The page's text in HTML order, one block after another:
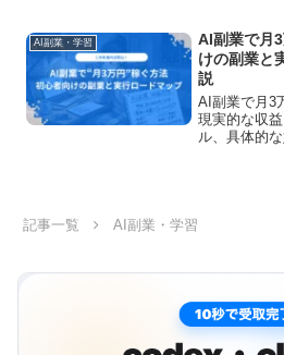
紹介。凍結
用、収益シ
ます。
AI副業・学習
AI副業で月
けの副業と
説
AI副業で月3
現実的な収
ル、具体的
記事一覧 AI副業・学習